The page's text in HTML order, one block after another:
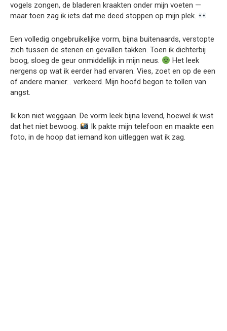
vogels zongen, de bladeren kraakten onder mijn voeten —
maar toen zag ik iets dat me deed stoppen op mijn plek.
Een volledig ongebruikelijke vorm, bijna buitenaards, verstopte
zich tussen de stenen en gevallen takken. Toen ik dichterbij
boog, sloeg de geur onmiddellijk in mijn neus.
Het leek
nergens op wat ik eerder had ervaren. Vies, zoet en op de een
of andere manier… verkeerd. Mijn hoofd begon te tollen van
angst.
Ik kon niet weggaan. De vorm leek bijna levend, hoewel ik wist
dat het niet bewoog.
Ik pakte mijn telefoon en maakte een
foto, in de hoop dat iemand kon uitleggen wat ik zag.